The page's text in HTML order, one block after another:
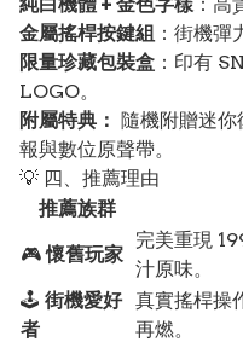
金屬搖桿按鍵組 ：街機彈
限量珍藏包裝盒 ：印有
LOGO。
附屬特典： 隨機附贈迷
報與數位原聲帶。
💡 四、推薦理由
推薦族群
🎮懷舊玩家
完美重現
汁原味。
🕹️ 街機愛好
者
真實搖桿操
再燃。